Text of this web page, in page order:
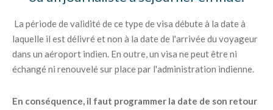
La période de validité de ce type de visa débute à la date à
laquelle il est délivré et non à la date de l'arrivée du voyageur
dans un aéroport indien. En outre, un visa ne peut être ni
échangé ni renouvelé sur place par l'administration indienne.
En conséquence, il faut programmer la date de son retour